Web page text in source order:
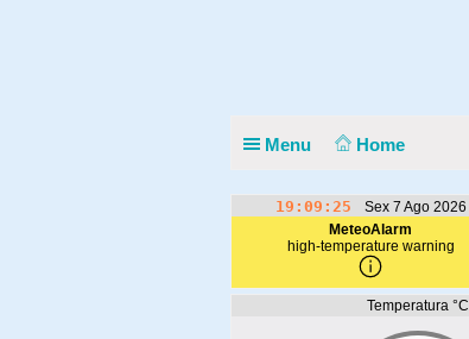
Menu Home
19:09:25
Sex 7 Ago 2026
MeteoAlarm
high-temperature warning
Temperatura °C